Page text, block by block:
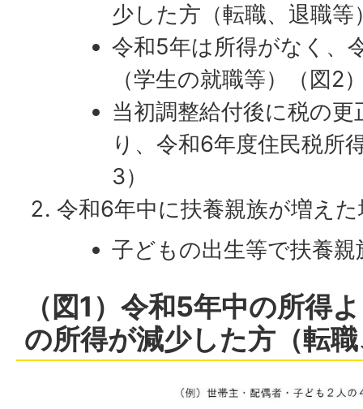
少した方（転職、退職等
令和5年は所得がなく、
（学生の就職等）（図2
当初調整給付後に税の
り、令和6年度住民税所
3）
令和6年中に扶養親族が増え
子どもの出生等で扶養
（図1）令和5年中の所得
の所得が減少した方（転